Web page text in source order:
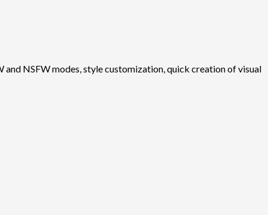
NSFW modes, style customization, quick creation of visual